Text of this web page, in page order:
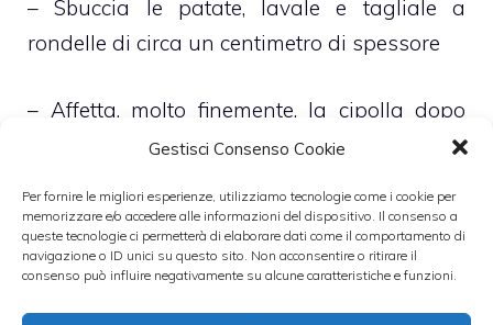
Gestisci Consenso Cookie
Per fornire le migliori esperienze, utilizziamo tecnologie come i cookie per
memorizzare e/o accedere alle informazioni del dispositivo. Il consenso a
queste tecnologie ci permetterà di elaborare dati come il comportamento di
navigazione o ID unici su questo sito. Non acconsentire o ritirare il
consenso può influire negativamente su alcune caratteristiche e funzioni.
– Sbuccia le patate, lavale e tagliale a
rondelle di circa un centimetro di spessore
– Affetta, molto finemente, la cipolla dopo
averla pulita e sbucciata
– Versa l’olio extravergine di oliva, con un
pizzico di peperoncino, in una capiente
pentola